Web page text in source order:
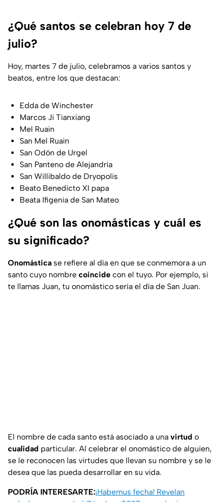
¿Qué santos se celebran hoy 7 de
julio?
Hoy, martes 7 de julio, celebramos a varios santos y
beatos, entre los que destacan:
Edda de Winchester
Marcos Ji Tianxiang
Mel Ruain
San Mel Ruain
San Odón de Urgel
San Panteno de Alejandría
San Willibaldo de Dryopolis
Beato Benedicto XI papa
Beata Ifigenia de San Mateo
¿Qué son las onomásticas y cuál es
su significado?
Onomástica se refiere al día en que se conmemora a un
santo cuyo nombre coincide con el tuyo. Por ejemplo, si
te llamas Juan, tu onomástico sería el día de San Juan.
El nombre de cada santo está asociado a una virtud o
cualidad particular. Al celebrar el onomástico de alguien,
se le reconocen las virtudes que llevan su nombre y se le
desea que las pueda desarrollar en su vida.
PODRÍA INTERESARTE:¡Habemus fecha! Revelan